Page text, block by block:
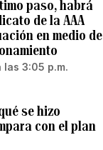
paso, habrá
de la AAA
en medio de
3:05 p.m.
se hizo
con el plan